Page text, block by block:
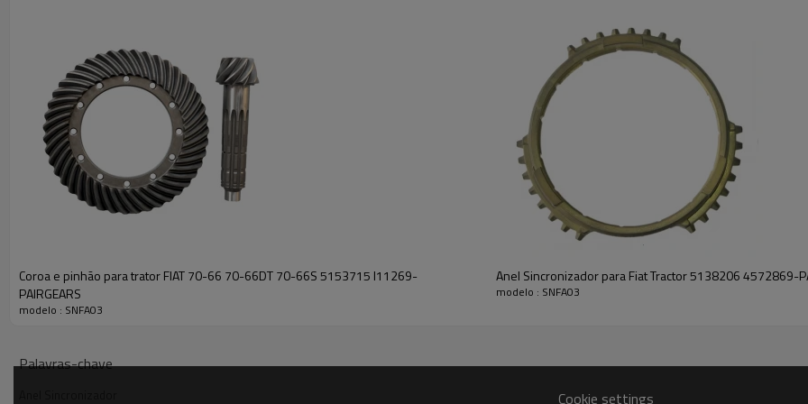
O anel sincronizador OEM No
Tractor Série 66, 55-66, 60-
76, 60-76, Série 76, 80-76,
55-88, 60-88, 65-88, 70-88,
90, 180-90, 85-90, Série 93,
88-93, Série 94, 60-94, 65-
L60, L65, L75, L85, L95.
É um componente crítico para
adequado de máquinas
operação suave do sistema de
Características:
A Pairgears está comprometida
produtos de engrenagens de
eficiente, alta durabilidade,
Coroa e pinhão para trator FIAT 70-66 70-66DT 70-66S 5153715 I11269-
PAIRGEARS
modelo : SNFA03
Anel Sincronizador para Fiat Tractor 5138206 4572869-
modelo : SNFA03
Palavras-chave
Cookie settings